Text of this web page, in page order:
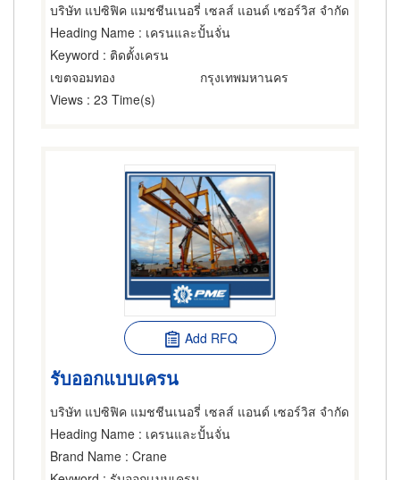
บริษัท แปซิฟิค แมชชีนเนอรี่ เซลส์ แอนด์ เซอร์วิส จำกัด
Heading Name : เครนและปั้นจั่น
Keyword : ติดตั้งเครน
เขตจอมทอง
กรุงเทพมหานคร
Views : 23 Time(s)
Add RFQ
รับออกแบบเครน
บริษัท แปซิฟิค แมชชีนเนอรี่ เซลส์ แอนด์ เซอร์วิส จำกัด
Heading Name : เครนและปั้นจั่น
Brand Name : Crane